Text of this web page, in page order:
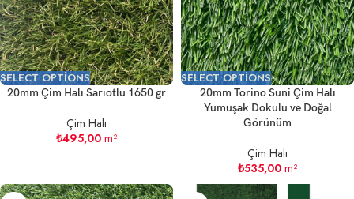
SELECT OPTIONS
20mm Çim Halı Sarıotlu 1650 gr
Çim Halı
₺495,00 m²
SELECT OPTIONS
20mm Torino Suni Çim Halı
Yumuşak Dokulu ve Doğal
Görünüm
Çim Halı
₺535,00 m²